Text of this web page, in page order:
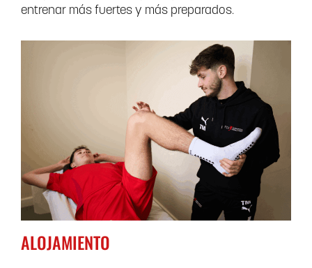
entrenar más fuertes y más preparados.
ALOJAMIENTO